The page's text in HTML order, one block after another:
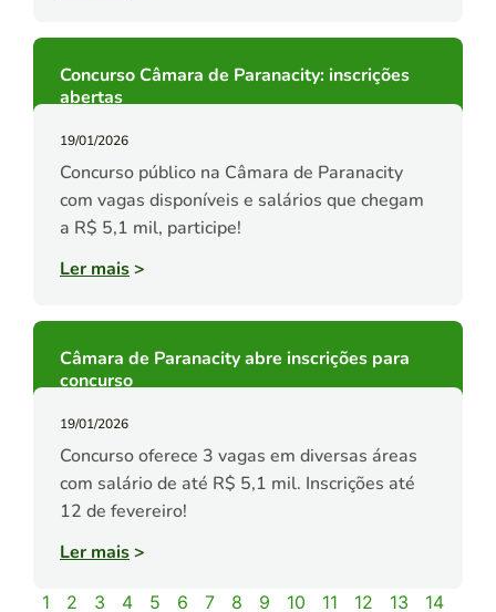
Concurso Câmara de Paranacity: inscrições
abertas
19/01/2026
Concurso público na Câmara de Paranacity
com vagas disponíveis e salários que chegam
a R$ 5,1 mil, participe!
Ler mais>
Câmara de Paranacity abre inscrições para
concurso
19/01/2026
Concurso oferece 3 vagas em diversas áreas
com salário de até R$ 5,1 mil. Inscrições até
12 de fevereiro!
Ler mais>
1 2 3 4 5 6 7 8 9 10 11 12 13
14